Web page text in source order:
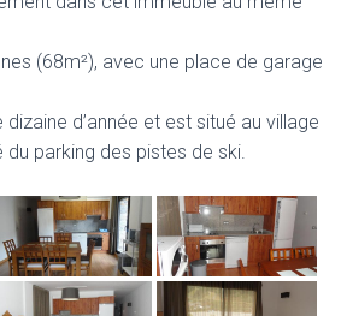
(68m²), avec une place de garage
dizaine d’année et est situé au village
du parking des pistes de ski.